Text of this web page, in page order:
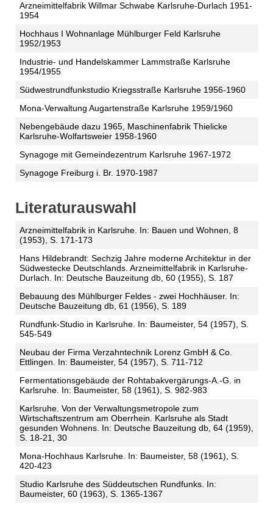
Arzneimittelfabrik Willmar Schwabe Karlsruhe-Durlach 1951-
1954
Hochhaus I Wohnanlage Mühlburger Feld Karlsruhe
1952/1953
Industrie- und Handelskammer Lammstraße Karlsruhe
1954/1955
Südwestrundfunkstudio Kriegsstraße Karlsruhe 1956-1960
Mona-Verwaltung Augartenstraße Karlsruhe 1959/1960
Nebengebäude dazu 1965, Maschinenfabrik Thielicke
Karlsruhe-Wolfartsweier 1958-1960
Synagoge mit Gemeindezentrum Karlsruhe 1967-1972
Synagoge Freiburg i. Br. 1970-1987
Literaturauswahl
Arzneimittelfabrik in Karlsruhe. In: Bauen und Wohnen, 8
(1953), S. 171-173
Hans Hildebrandt: Sechzig Jahre moderne Architektur in der
Südwestecke Deutschlands. Arzneimittelfabrik in Karlsruhe-
Durlach. In: Deutsche Bauzeitung db, 60 (1955), S. 187
Bebauung des Mühlburger Feldes - zwei Hochhäuser. In:
Deutsche Bauzeitung db, 61 (1956), S. 189
Rundfunk-Studio in Karlsruhe. In: Baumeister, 54 (1957), S.
545-549
Neubau der Firma Verzahntechnik Lorenz GmbH & Co.
Ettlingen. In: Baumeister, 54 (1957), S. 711-712
Fermentationsgebäude der Rohtabakvergärungs-A.-G. in
Karlsruhe. In: Baumeister, 58 (1961), S. 982-983
Karlsruhe. Von der Verwaltungsmetropole zum
Wirtschaftszentrum am Oberrhein. Karlsruhe als Stadt
gesunden Wohnens. In: Deutsche Bauzeitung db, 64 (1959),
S. 18-21, 30
Mona-Hochhaus Karlsruhe. In: Baumeister, 58 (1961), S.
420-423
Studio Karlsruhe des Süddeutschen Rundfunks. In:
Baumeister, 60 (1963), S. 1365-1367